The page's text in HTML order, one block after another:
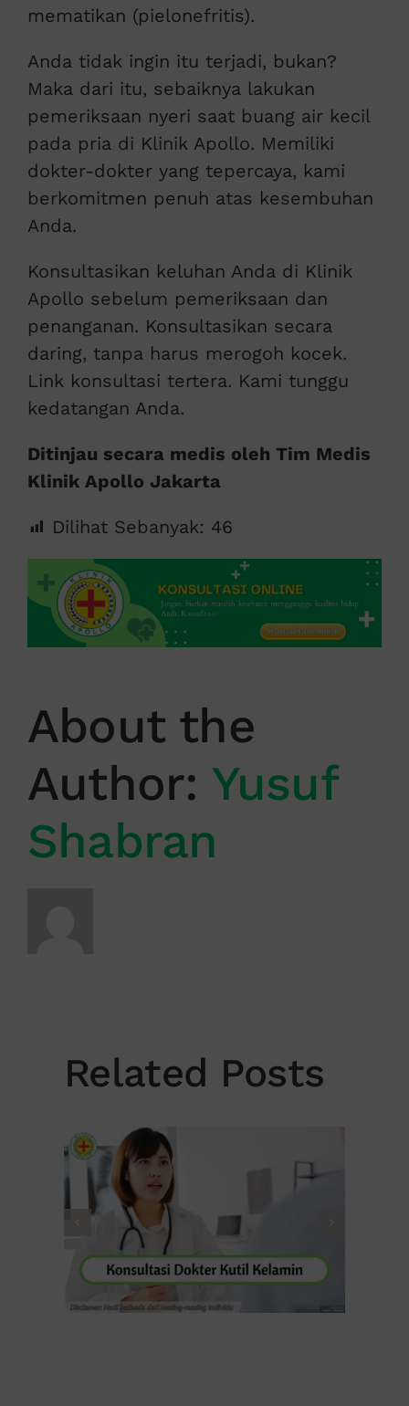
mematikan (pielonefritis).
Anda tidak ingin itu terjadi, bukan?
Maka dari itu, sebaiknya lakukan
pemeriksaan nyeri saat buang air kecil
pada pria di Klinik Apollo. Memiliki
dokter-dokter yang tepercaya, kami
berkomitmen penuh atas kesembuhan
Anda.
Konsultasikan keluhan Anda di Klinik
Apollo sebelum pemeriksaan dan
penanganan. Konsultasikan secara
daring, tanpa harus merogoh kocek.
Link konsultasi tertera. Kami tunggu
kedatangan Anda.
Ditinjau secara medis oleh Tim Medis
Klinik Apollo Jakarta
Dilihat Sebanyak: 46
About the
Author: Yusuf
Shabran
Related Posts